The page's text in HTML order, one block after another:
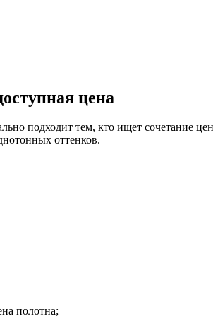
цена
подходит тем, кто ищет сочетание
оттенков.
полотна;